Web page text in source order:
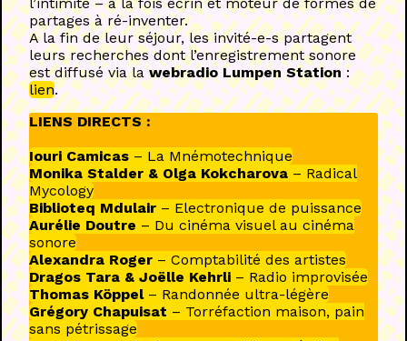
partages à ré-inventer.
A la fin de leur séjour, les invité-e-s partagent
leurs recherches dont l’enregistrement sonore
est diffusé via lawebradio Lumpen Station :
lien.
LIENS DIRECTS :
Iouri Camicas – La Mnémotechnique
Monika Stalder & Olga Kokcharova – Radical
Mycology
Biblioteq Mdulair – Electronique de puissance
Aurélie Doutre – Du cinéma visuel au cinéma
sonore
Alexandra Roger – Comptabilité des artistes
Dragos Tara & Joëlle Kehrli – Radio improvisée
Thomas Köppel – Randonnée ultra-légère
Grégory Chapuisat – Torréfaction maison, pain
sans pétrissage